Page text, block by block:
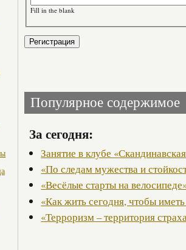
Fill in the blank
Популярное содержимое
За сегодня:
Занятие в клубе
«По следам мужества и
«Весёлые старты на
«Как жить сегодня, чтобы
«Терроризм – территория